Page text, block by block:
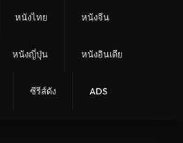
หนังไทย หนังจีน
หนังญี่ปุ่น หนังอินเดีย
ซีรีส์ดัง ADS